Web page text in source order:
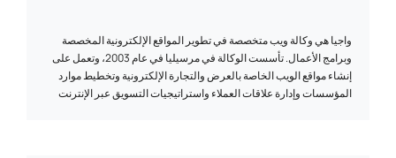
Services، يتم تصميم كل مشروع للاستجابة بدقة لتحديات عملائنا. الإبداع
والأداء والخبرة الفنية هي في صميم نهجنا لتقديم حلول ملموسة ومستدامة.
واجيا هي وكالة ويب متخصصة في تطوير المواقع الإلكترونية المخصصة
وبرامج الأعمال. تأسست الوكالة في مرسيليا في عام 2003، وتعمل على
إنشاء مواقع الويب الخاصة بالعرض والتجارة الإلكترونية وتخطيط موارد
المؤسسات وإدارة علاقات العملاء واستراتيجيات التسويق عبر الإنترنت